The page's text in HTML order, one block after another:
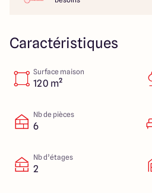
4.3
Caractéristiques
Surface maison
120 m²
Nb de pièces
6
Nb d’étages
2